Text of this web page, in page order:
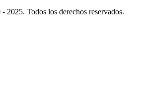
Todos los derechos reservados.